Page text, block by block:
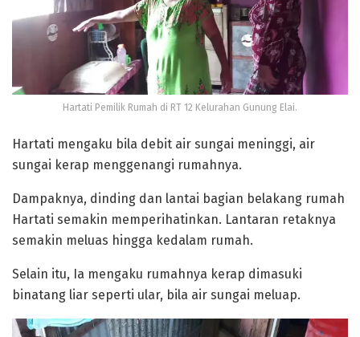
Hartati Pemilik Rumah di RT 12 Kelurahan Gunung Elai.
Hartati mengaku bila debit air sungai meninggi, air
sungai kerap menggenangi rumahnya.
Dampaknya, dinding dan lantai bagian belakang rumah
Hartati semakin memperihatinkan. Lantaran retaknya
semakin meluas hingga kedalam rumah.
Selain itu, Ia mengaku rumahnya kerap dimasuki
binatang liar seperti ular, bila air sungai meluap.